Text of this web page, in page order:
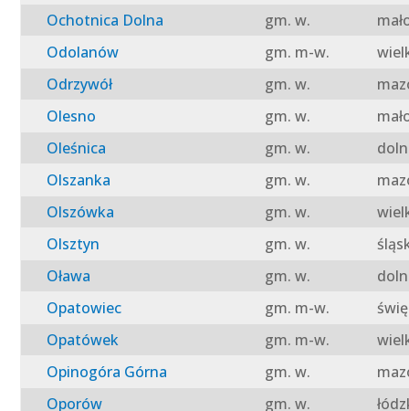
Ochotnica Dolna
gm. w.
Odolanów
gm. m-w.
Odrzywół
gm. w.
Olesno
gm. w.
Oleśnica
gm. w.
Olszanka
gm. w.
Olszówka
gm. w.
Olsztyn
gm. w.
Oława
gm. w.
Opatowiec
gm. m-w.
Opatówek
gm. m-w.
Opinogóra Górna
gm. w.
Oporów
gm. w.